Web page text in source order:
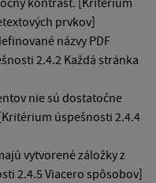
prvkov]
názvy PDF
2.4.2 Každá stránka
nie sú dostatočne
úspešnosti 2.4.4
vytvorené záložky z
2.4.5 Viacero spôsobov]